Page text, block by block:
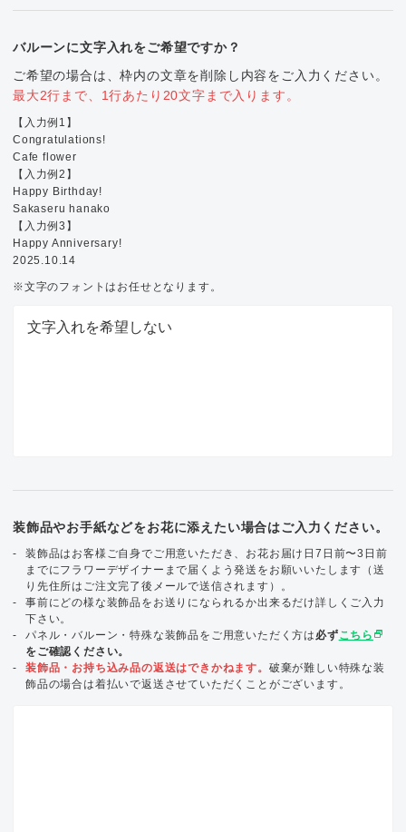
バルーンに文字入れをご希望ですか？
ご希望の場合は、枠内の文章を削除し内容をご入力ください。
最大2行まで、1行あたり20文字まで入ります。
【入力例1】
Congratulations!
Cafe flower
【入力例2】
Happy Birthday!
Sakaseru hanako
【入力例3】
Happy Anniversary!
2025.10.14
※文字のフォントはお任せとなります。
装飾品やお手紙などをお花に添えたい場合はご入力ください。
装飾品はお客様ご自身でご用意いただき、お花お届け日7日前〜3日前
までにフラワーデザイナーまで届くよう発送をお願いいたします（送
り先住所はご注文完了後メールで送信されます）。
事前にどの様な装飾品をお送りになられるか出来るだけ詳しくご入力
下さい。
パネル・バルーン・特殊な装飾品をご用意いただく方は 必ずこちら select_window
をご確認ください。
装飾品・お持ち込み品の返送はできかねます。 破棄が難しい特殊な装
飾品の場合は着払いで返送させていただくことがございます。